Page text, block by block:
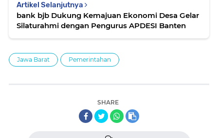
Artikel Selanjutnya
bank bjb Dukung Kemajuan Ekonomi Desa Gelar
Silaturahmi dengan Pengurus APDESI Banten
Jawa Barat Pemerintahan
SHARE